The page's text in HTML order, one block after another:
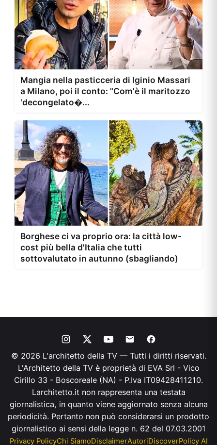
Mangia nella pasticceria di Iginio Massari
a Milano, poi il conto: "Com'è il maritozzo
'decongelato�...
Borghese ci va proprio ora: la città low-
cost più bella d'Italia che tutti
sottovalutato in autunno (sbagliando)
© 2026 L'architetto della TV — Tutti i diritti riservati.
L'Architetto della TV è proprietà di EVA Srl - Vico
Cirillo 33 - Boscoreale (NA) - P.Iva IT09428411210.
Larchitetto.it non rappresenta una testata
giornalistica, in quanto viene aggiornato senza alcuna
periodicità. Pertanto non può considerarsi un prodotto
giornalistico ai sensi della legge n. 62 del 07.03.2001
Privacy PolicyChi SiamoDisclaimerAutoriDiscoverPolicy AI